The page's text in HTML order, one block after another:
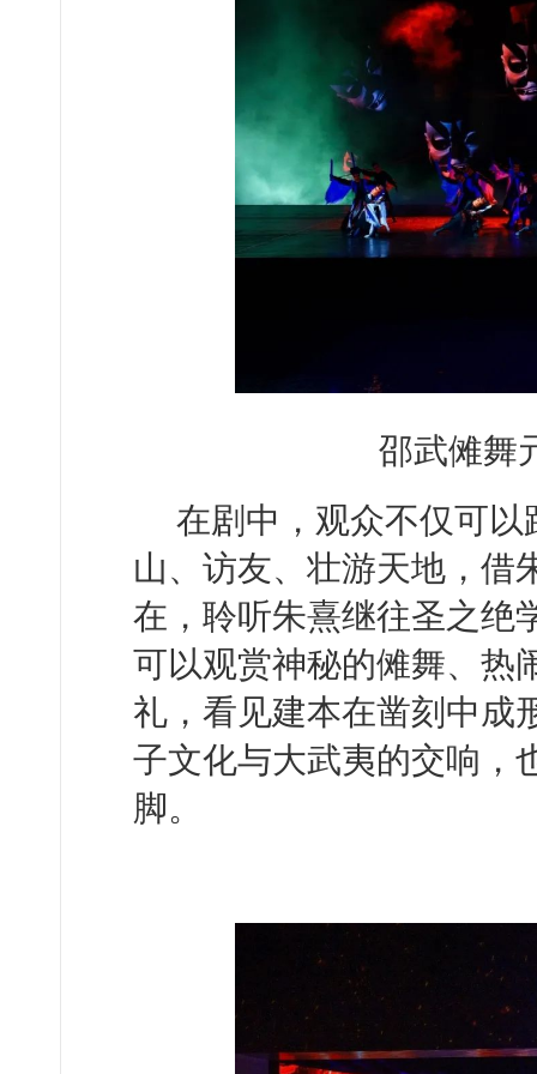
邵武傩舞
在剧中，观众不仅可
山、访友、壮游天地，借
在，聆听朱熹继往圣之绝
可以观赏神秘的傩舞、热
礼，看见建本在凿刻中
子文化与大武夷的交响，
脚。